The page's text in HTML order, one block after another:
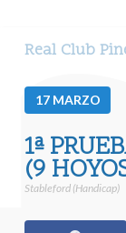
Real Club
17 MARZO
1ª
(9
Stableford (Handicap)